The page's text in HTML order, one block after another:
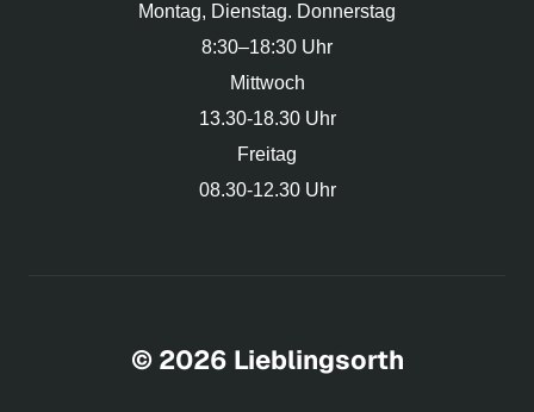
Montag, Dienstag. Donnerstag
8:30–18:30 Uhr
Mittwoch
13.30-18.30 Uhr
Freitag
08.30-12.30 Uhr
© 2026 Lieblingsorth